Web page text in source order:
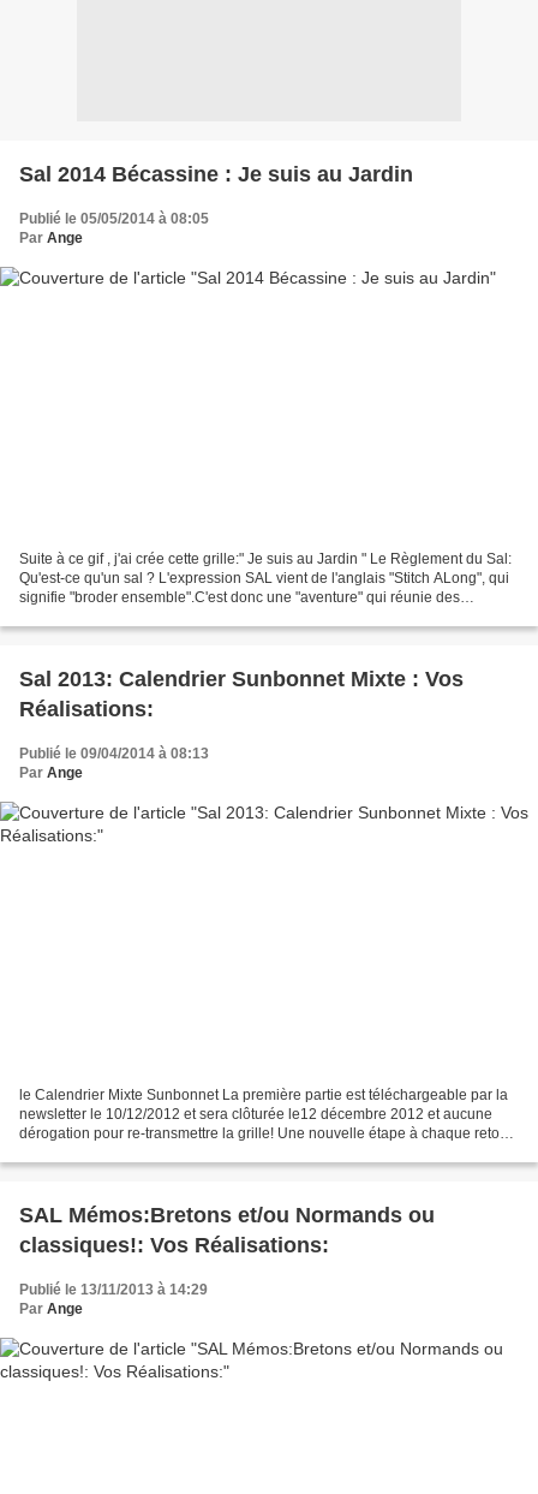
Sal 2014 Bécassine : Je suis au Jardin
Publié le 05/05/2014 à 08:05
Par Ange
Suite à ce gif , j'ai crée cette grille:" Je suis au Jardin " Le Règlement du Sal:
Qu'est-ce qu'un sal ? L'expression SAL vient de l'anglais "Stitch ALong", qui
signifie "broder ensemble".C'est donc une "aventure" qui réunie des
Sal 2013: Calendrier Sunbonnet Mixte : Vos
Réalisations:
Publié le 09/04/2014 à 08:13
Par Ange
le Calendrier Mixte Sunbonnet La première partie est téléchargeable par la
newsletter le 10/12/2012 et sera clôturée le12 décembre 2012 et aucune
dérogation pour re-transmettre la grille! Une nouvelle étape à chaque retour
SAL Mémos:Bretons et/ou Normands ou
classiques!: Vos Réalisations:
Publié le 13/11/2013 à 14:29
Par Ange